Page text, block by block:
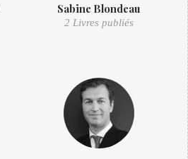
Sabine Blondeau
2 Livres publiés